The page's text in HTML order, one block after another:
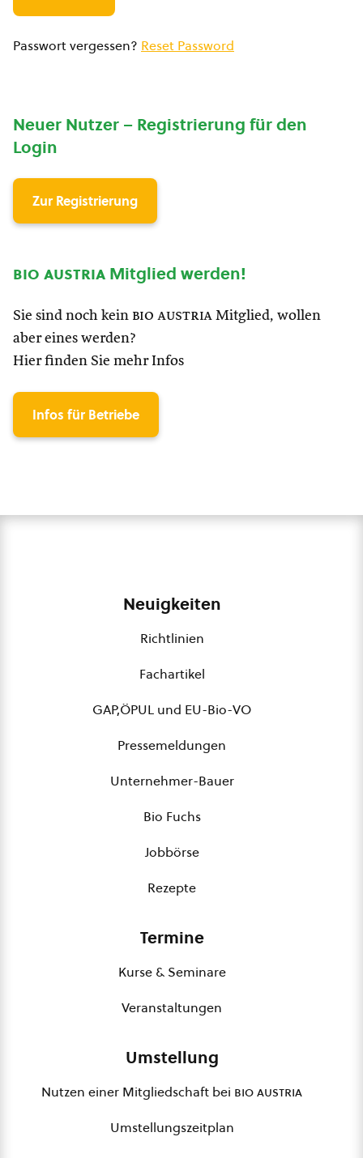
Passwort vergessen? Reset Password
Neuer Nutzer – Registrierung für den
Login
Zur Registrierung
bio austria Mitglied werden!
Sie sind noch kein bio austria Mitglied, wollen
aber eines werden?
Hier finden Sie mehr Infos
Infos für Betriebe
Neuigkeiten
Richtlinien
Fachartikel
GAP,ÖPUL und EU-Bio-VO
Pressemeldungen
Unternehmer-Bauer
Bio Fuchs
Jobbörse
Rezepte
Termine
Kurse & Seminare
Veranstaltungen
Umstellung
Nutzen einer Mitgliedschaft bei bio austria
Umstellungszeitplan